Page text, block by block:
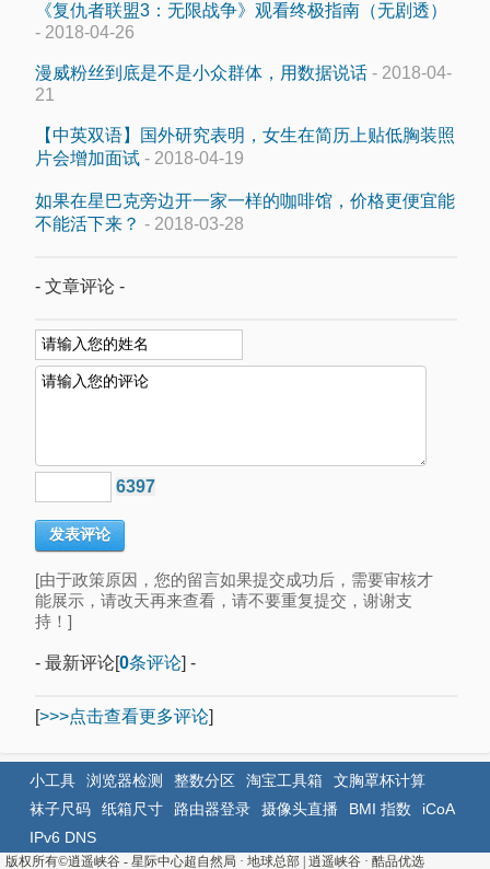
《复仇者联盟3：无限战争》观看终极指南（无剧透）
- 2018-04-26
漫威粉丝到底是不是小众群体，用数据说话 - 2018-04-
21
【中英双语】国外研究表明，女生在简历上贴低胸装照
片会增加面试 - 2018-04-19
如果在星巴克旁边开一家一样的咖啡馆，价格更便宜能
不能活下来？ - 2018-03-28
- 文章评论 -
6397
[由于政策原因，您的留言如果提交成功后，需要审核才
能展示，请改天再来查看，请不要重复提交，谢谢支
持！]
- 最新评论[0条评论] -
[>>>点击查看更多评论]
小工具 浏览器检测 整数分区 淘宝工具箱
文胸罩杯计算
袜子尺码
纸箱尺寸 路由器登录 摄像头直播 BMI 指数
iCoA
IPv6 DNS
版权所有©逍遥峡谷 - 星际中心超自然局 · 地球总部 逍遥峡谷 · 酷品优选